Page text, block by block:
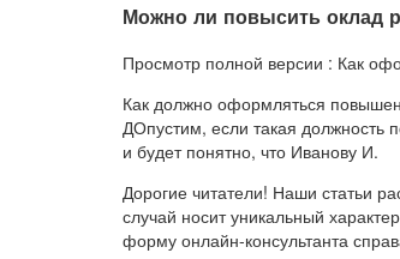
Можно ли повысить оклад
Просмотр полной версии : Как
Как должно оформляться
ДОпустим, если такая должность
и будет понятно, что Иванову И.
Дорогие читатели! Наши статьи
случай носит уникальный
форму онлайн-консультанта